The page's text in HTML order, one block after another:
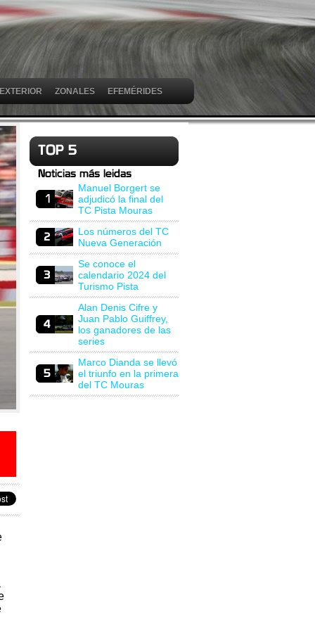
ZONALES EFEMÉRIDES
Manuel Borgert se
adjudicó la final del
TC Pista Mouras
Los números del TC
Nueva Generación
Se conoce el
calendario 2024 del
Turismo Pista
Alan Denis Cifre y
Juan Pablo Guiffrey,
los ganadores de las
series
Marco Dianda se llevó
el triunfo en la primera
del TC Mouras